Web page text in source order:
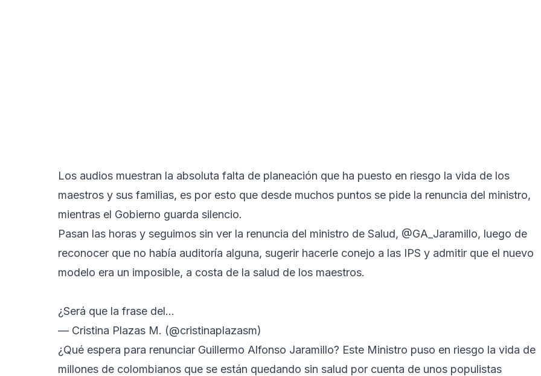
Los audios muestran la absoluta falta de planeación que ha puesto en riesgo la vida de los
maestros y sus familias, es por esto que desde muchos puntos se pide la renuncia del ministro,
mientras el Gobierno guarda silencio.
Pasan las horas y seguimos sin ver la renuncia del ministro de Salud, @GA_Jaramillo, luego de
reconocer que no había auditoría alguna, sugerir hacerle conejo a las IPS y admitir que el nuevo
modelo era un imposible, a costa de la salud de los maestros.
¿Será que la frase del…
— Cristina Plazas M. (@cristinaplazasm)
¿Qué espera para renunciar Guillermo Alfonso Jaramillo? Este Ministro puso en riesgo la vida de
millones de colombianos que se están quedando sin salud por cuenta de unos populistas